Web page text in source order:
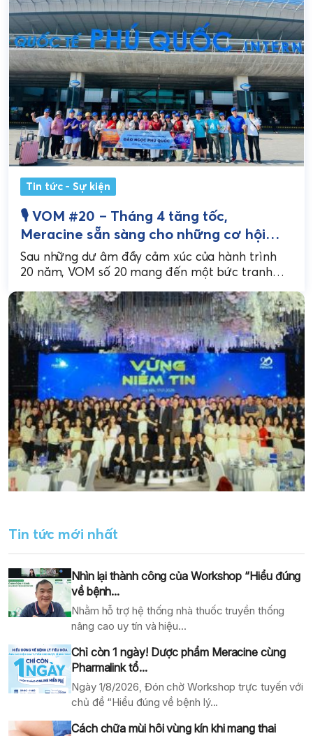
Tin tức - Sự kiện
🎙 VOM #20 – Tháng 4 tăng tốc,
Meracine sẵn sàng cho những cơ hội
mới
Sau những dư âm đầy cảm xúc của hành trình
20 năm, VOM số 20 mang đến một bức tranh
Tin tức mới nhất
Nhìn lại thành công của Workshop “Hiểu đúng
về bệnh...
Nhằm hỗ trợ hệ thống nhà thuốc truyền thống
nâng cao uy tín và hiệu...
Chỉ còn 1 ngày! Dược phẩm Meracine cùng
Pharmalink tổ...
Ngày 1/8/2026, Đón chờ Workshop trực tuyến với
chủ đề “Hiểu đúng về bệnh lý...
Cách chữa mùi hôi vùng kín khi mang thai